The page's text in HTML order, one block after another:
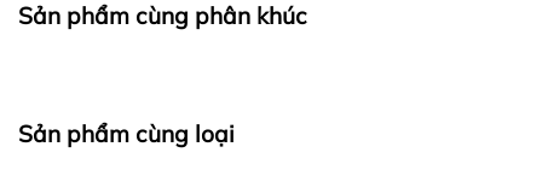
Sản phẩm cùng phân khúc
Sản phẩm cùng loại